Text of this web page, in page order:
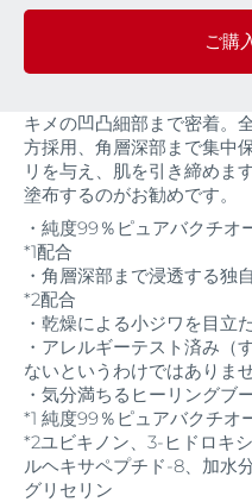
ご購
キメの凹凸細部まで密着。
方採用、角層深部まで集中
リを与え、肌を引き締めま
塗布するのがお勧めです。
・純度99％ピュアバクチ
*1配合
・角層深部まで浸透する独
*2配合
・乾燥による小ジワを目立
・アレルギーテスト済み（
ないというわけではありませ
・気分満ちるヒーリングブ
*1 純度99％ピュアバクチオ
*2ユビキノン、3-ヒドロキ
ルヘキサペプチド-8、加水
グリセリン